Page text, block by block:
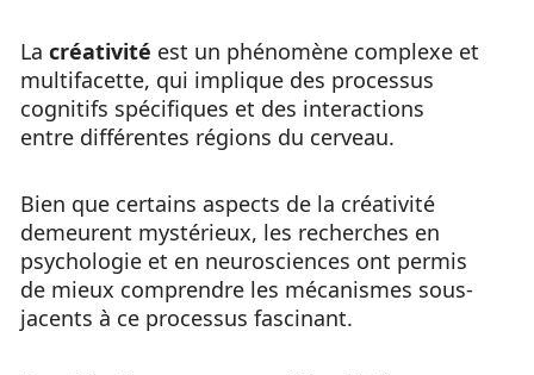
La créativité est un phénomène complexe et
multifacette, qui implique des processus
cognitifs spécifiques et des interactions
entre différentes régions du cerveau.
Bien que certains aspects de la créativité
demeurent mystérieux, les recherches en
psychologie et en neurosciences ont permis
de mieux comprendre les mécanismes sous-
jacents à ce processus fascinant.